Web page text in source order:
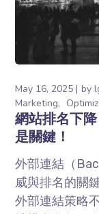
May 16, 2025 by
Marketing
網站排名下
是關鍵！
外部連結（
威與排名的關
外部連結策略